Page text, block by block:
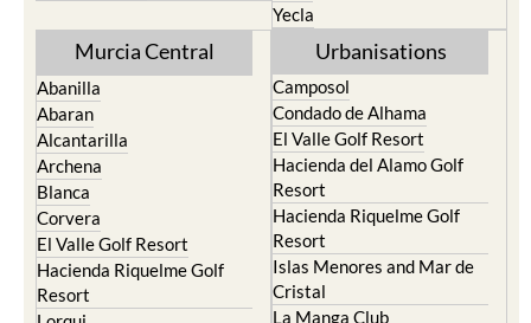
Yecla
Murcia Central
Abanilla
Abaran
Alcantarilla
Archena
Blanca
Corvera
El Valle Golf Resort
Hacienda Riquelme Golf
Resort
Urbanisations
Camposol
Condado de Alhama
El Valle Golf Resort
Hacienda del Alamo Golf
Resort
Hacienda Riquelme Golf
Resort
Islas Menores and Mar de
Cristal
La Manga Club